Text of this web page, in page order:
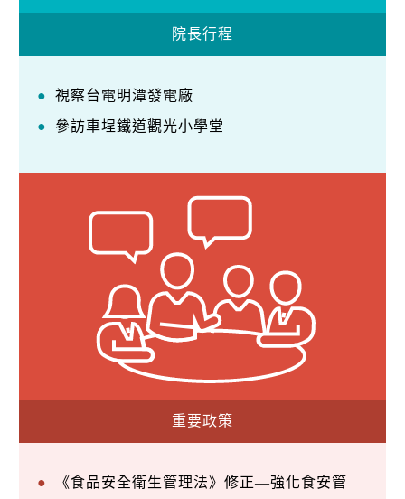
院長行程
視察台電明潭發電廠
參訪車埕鐵道觀光小學堂
重要政策
《食品安全衛生管理法》修正—強化食安管